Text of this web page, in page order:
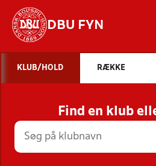
DBU FYN
STILLINGER,
HOLD
KLUB/HOLD RÆKKE
Find en klub